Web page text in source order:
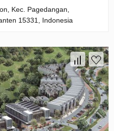
Kec. Pagedangan,
15331, Indonesia